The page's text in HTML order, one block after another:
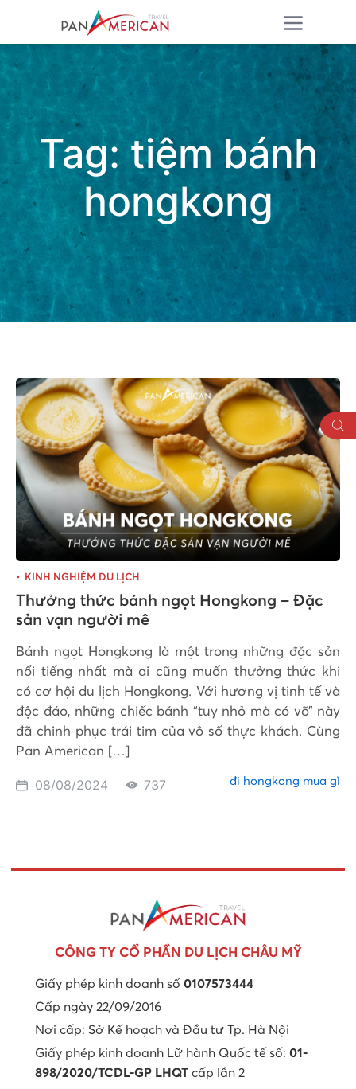
Tag:tiệm bánh
hongkong
KINH NGHIỆM DU LỊCH
Thưởng thức bánh ngọt Hongkong – Đặc
sản vạn người mê
Bánh ngọt Hongkong là một trong những đặc sản
nổi tiếng nhất mà ai cũng muốn thưởng thức khi
có cơ hội du lịch Hongkong. Với hương vị tinh tế và
độc đáo, những chiếc bánh “tuy nhỏ mà có võ” này
đã chinh phục trái tim của vô số thực khách. Cùng
Pan American […]
08/08/2024 737 đi hongkong mua gì
CÔNG TY CỔ PHẦN DU LỊCH CHÂU MỸ
Giấy phép kinh doanh số 0107573444
Cấp ngày 22/09/2016
Nơi cấp: Sở Kế hoạch và Đầu tư Tp. Hà Nội
Giấy phép kinh doanh Lữ hành Quốc tế số: 01-
898/2020/TCDL-GP LHQT cấp lần 2